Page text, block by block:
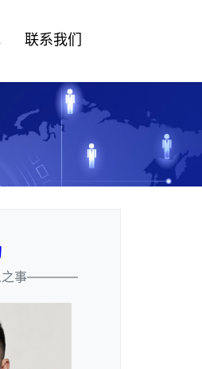
联系我们
之事————